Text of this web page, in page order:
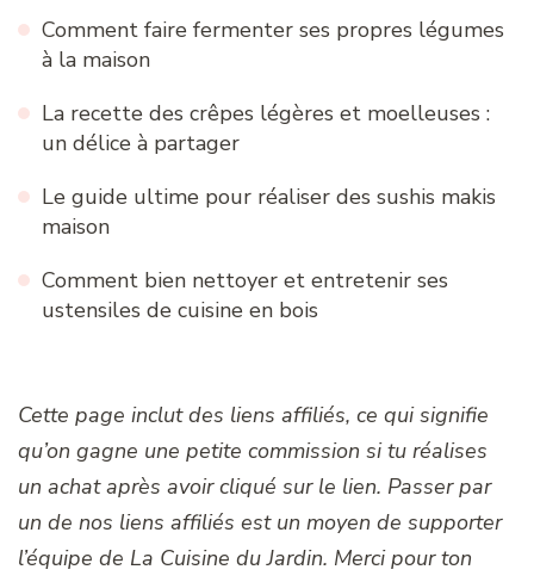
Comment faire fermenter ses propres légumes
à la maison
La recette des crêpes légères et moelleuses :
un délice à partager
Le guide ultime pour réaliser des sushis makis
maison
Comment bien nettoyer et entretenir ses
ustensiles de cuisine en bois
Cette page inclut des liens affiliés, ce qui signifie
qu’on gagne une petite commission si tu réalises
un achat après avoir cliqué sur le lien. Passer par
un de nos liens affiliés est un moyen de supporter
l’équipe de La Cuisine du Jardin. Merci pour ton